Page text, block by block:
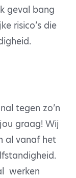
geval bang
risico’s die
tegen zo’n
graag! Wij
al vanaf het
werken